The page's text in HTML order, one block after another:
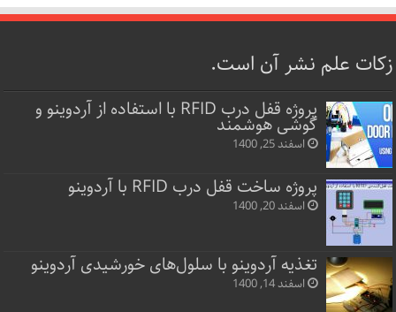
زکات علم نشر آن است.
پروژه قفل‌ درب RFID با استفاده از آردوینو و
گوشی هوشمند
اسفند 25, 1400
پروژه ساخت قفل‌ درب RFID با آردوینو
اسفند 20, 1400
تغذیه آردوینو با سلول‌های خورشیدی آردوینو
اسفند 14, 1400